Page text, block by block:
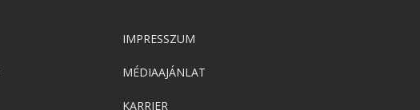
IMPRESSZUM
MÉDIAAJÁNLAT
KARRIER